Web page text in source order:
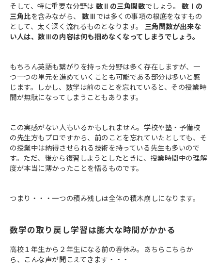
そして、特に重要な分野は 数Ⅱの三角関数でしょう。数Ⅰの
三角比を含みながら、数Ⅲでは多くの事項の根底をなすもの
として、太く深く流れるものとなります。 三角関数が出来な
い人は、数Ⅲの内容は何も掴めなくなってしまうでしょう。
もちろん英語も繋がりを持った分野は多く存在しますが、一
つ一つの単元を進めていくことも可能である部分は多いと感
じます。しかし、数学は前のことを忘れていると、その授業時
間が無駄になってしまうこともあります。
この実感がない人もいるかもしれません。学校や塾・予備校
の先生方もプロですから、前のことを忘れていたとしても、そ
の授業中は納得させられる技術を持っている先生も多いので
す。ただ、後から復習しようとしたときに、授業時間中の理解
度が本当に薄かったことを悟るものです。
つまり・・・一つの積み残しは全体の積木崩しになります。
数学の取り戻し学習は膨大な時間がかかる
高校１年生から２年生になる前の春休み。あちらこちらか
ら、こんな声が聞こえてきます・・・